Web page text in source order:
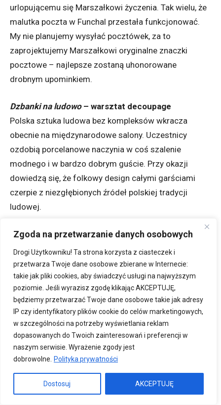
Zgoda na przetwarzanie danych osobowych
Drogi Użytkowniku! Ta strona korzysta z ciasteczek i
przetwarza Twoje dane osobowe zbierane w Internecie:
takie jak pliki cookies, aby świadczyć usługi na najwyższym
poziomie. Jeśli wyrazisz zgodę klikając AKCEPTUJĘ,
będziemy przetwarzać Twoje dane osobowe takie jak adresy
IP czy identyfikatory plików cookie do celów marketingowych,
w szczególności na potrzeby wyświetlania reklam
dopasowanych do Twoich zainteresowań i preferencji w
naszym serwisie. Wyrażenie zgody jest
dobrowolne.
Polityka prywatności
Dostosuj AKCEPTUJĘ
urlopującemu się Marszałkowi życzenia. Tak wielu, że
malutka poczta w Funchal przestała funkcjonować.
My nie planujemy wysyłać pocztówek, za to
zaprojektujemy Marszałkowi oryginalne znaczki
pocztowe – najlepsze zostaną uhonorowane
drobnym upominkiem.
Dzbanki na ludowo – warsztat decoupage
Polska sztuka ludowa bez kompleksów wkracza
obecnie na międzynarodowe salony. Uczestnicy
ozdobią porcelanowe naczynia w coś szalenie
modnego i w bardzo dobrym guście. Przy okazji
dowiedzą się, że folkowy design całymi garściami
czerpie z niezgłębionych źródeł polskiej tradycji
ludowej.
Historia w kolorach –zajęcia edukacyjne IPN
Zajęcia, których celem jest przybliżenie najmłodszym
w atrakcyjnej i przystępnej formie tematyki polskich
symboli narodowych – herbu, flagi i hymnu, ale także
tych mniej znanych, jak choćby symbolu Polskiej
Kotwicy. W programie m.in. klejenie flagi, portret
Piłsudskiego, kolorowanki.
Polska podziemna– warsztat druku wypukłego
W myśl której „każdy nasz człowiek jest doskonałym,
samodzielnym drukarzem i organizatorem druku”,
uczestnicy samodzielnie wykonają nadruki na torbach